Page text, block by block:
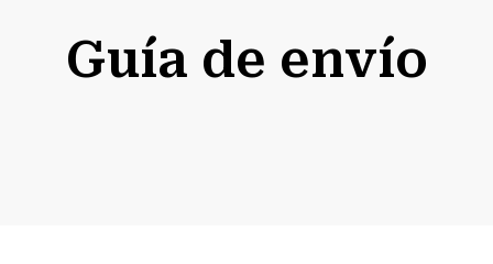
Guía de envío